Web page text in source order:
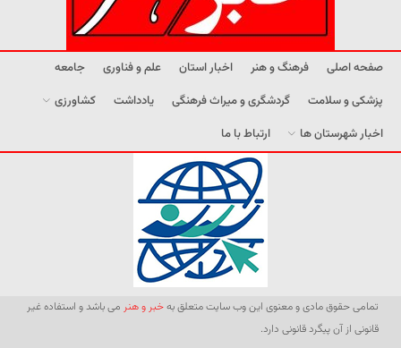
صفحه اصلی فرهنگ و هنر اخبار استان علم و فناوری
جامعه
پزشکی و سلامت
گردشگری و میراث فرهنگی یادداشت
کشاورزی
اخبار شهرستان ها
ارتباط با ما
تمامی حقوق مادی و معنوی این وب سایت متعلق بهخبر و هنر می باشد و استفاده غیر
قانونی از آن پیگرد قانونی دارد.